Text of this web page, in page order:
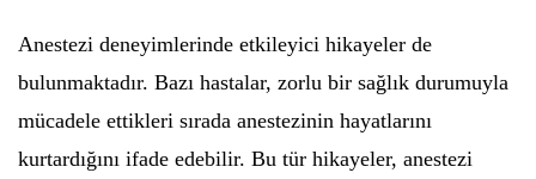
Anestezi deneyimlerinde etkileyici hikayeler de
bulunmaktadır. Bazı hastalar, zorlu bir sağlık durumuyla
mücadele ettikleri sırada anestezinin hayatlarını
kurtardığını ifade edebilir. Bu tür hikayeler, anestezi